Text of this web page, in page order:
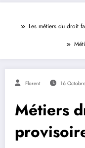
Les métiers du droit
Florent 16
Métiers